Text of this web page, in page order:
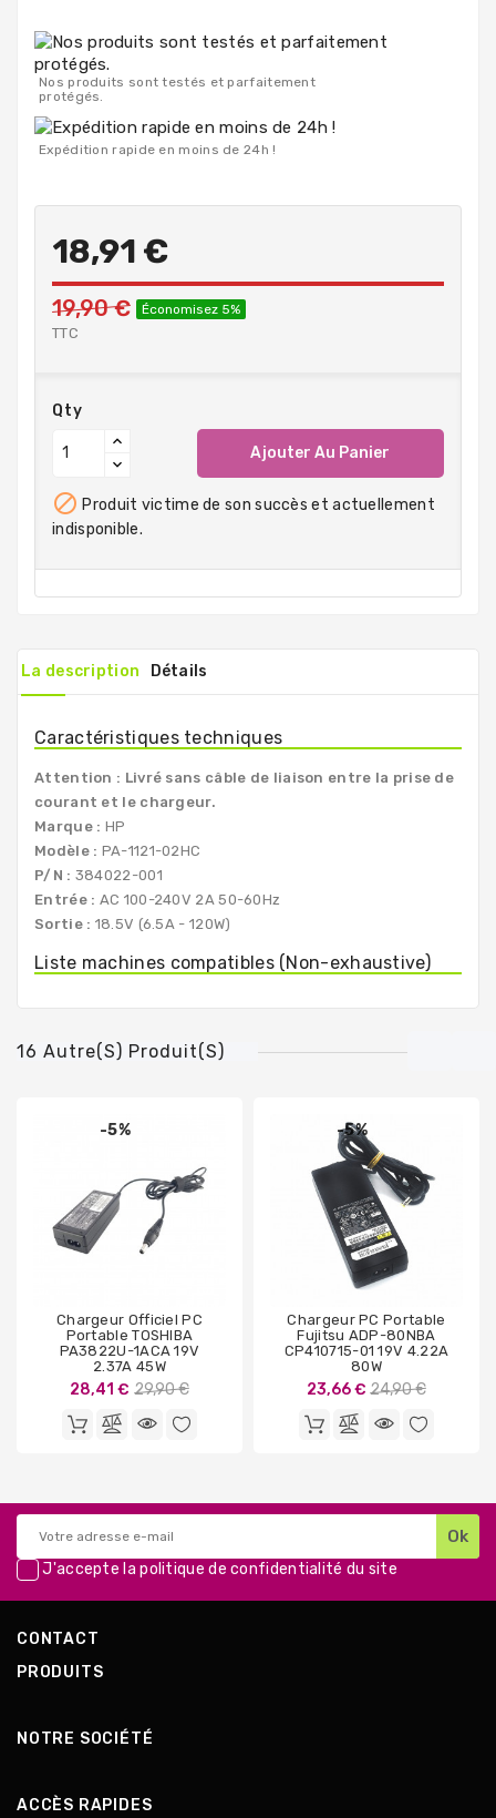
Nos produits sont testés et parfaitement
protégés.
Expédition rapide en moins de 24h !
18,91 €
19,90 € Économisez 5%
TTC
Qty
Ajouter Au Panier
 Produit victime de son succès et actuellement
indisponible.
La description Détails
Caractéristiques techniques
Attention : Livré sans câble de liaison entre la prise de
courant et le chargeur.
Marque : HP
Modèle : PA-1121-02HC
P/N : 384022-001
Entrée : AC 100-240V 2A 50-60Hz
Sortie : 18.5V (6.5A - 120W)
Liste machines compatibles (Non-exhaustive)
16 Autre(s) Produit(s)
-5%
Chargeur Officiel PC
Portable TOSHIBA
PA3822U-1ACA 19V
2.37A 45W
28,41 € Prix
base
29,90 €
-5%
Chargeur PC Portable
Fujitsu ADP-80NBA
CP410715-01 19V 4.22A
80W
23,66 € Prix
base
24,90 €
J'accepte lapolitique de confidentialité du site
CONTACT
PRODUITS
NOTRE SOCIÉTÉ
ACCÈS RAPIDES